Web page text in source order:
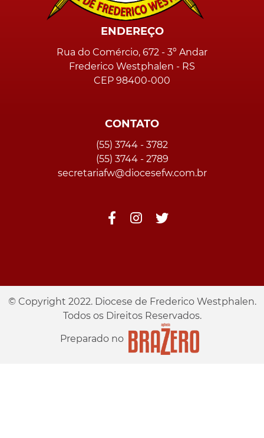
ENDEREÇO
Rua do Comércio, 672 - 3º Andar
Frederico Westphalen - RS
CEP 98400-000
CONTATO
(55) 3744 - 3782
(55) 3744 - 2789
secretariafw@diocesefw.com.br
© Copyright 2022. Diocese de Frederico Westphalen.
Todos os Direitos Reservados.
Preparado no